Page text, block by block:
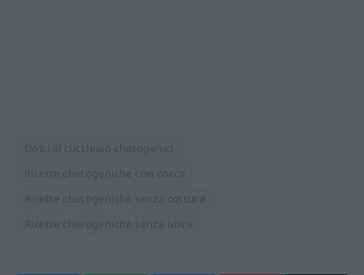
Dolci al cucchiaio chetogenici
Ricette chetogeniche con cocco
Ricette chetogeniche senza cottura
Ricette chetogeniche senza uova